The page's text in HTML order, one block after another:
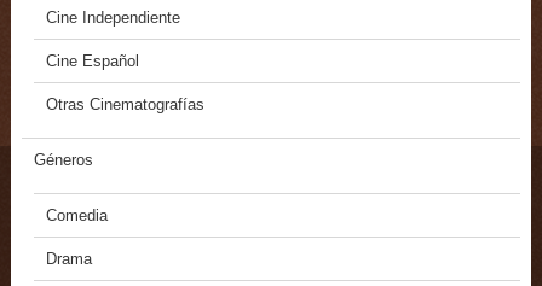
Cine Independiente
Cine Español
Otras Cinematografías
Géneros
Comedia
Drama